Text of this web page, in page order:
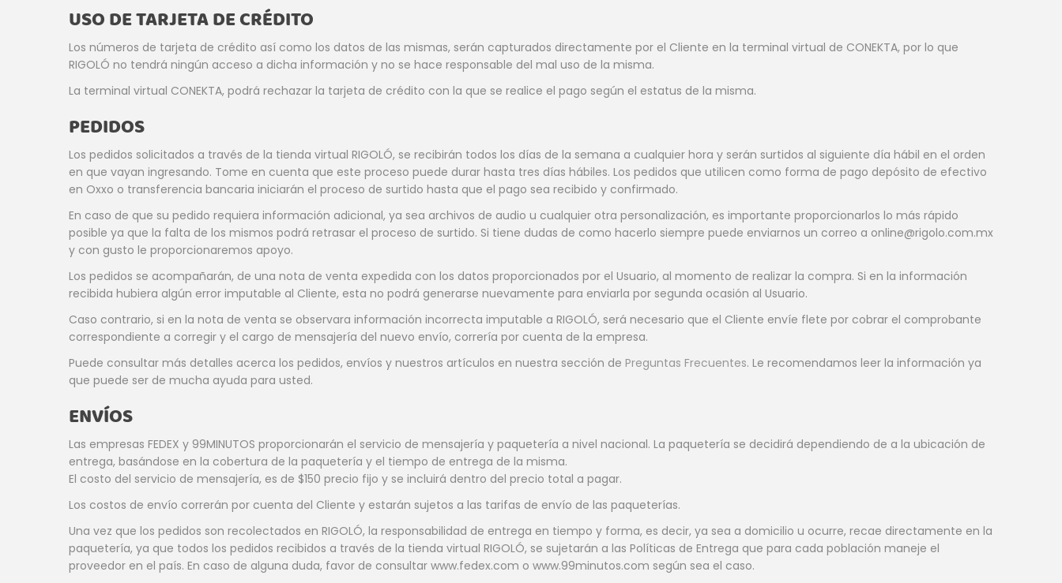
USO DE TARJETA DE CRÉDITO
Los números de tarjeta de crédito así como los datos de las mismas, serán capturados directamente por el Cliente en la terminal virtual de CONEKTA, por lo que
RIGOLÓ no tendrá ningún acceso a dicha información y no se hace responsable del mal uso de la misma.
La terminal virtual CONEKTA, podrá rechazar la tarjeta de crédito con la que se realice el pago según el estatus de la misma.
PEDIDOS
Los pedidos solicitados a través de la tienda virtual RIGOLÓ, se recibirán todos los días de la semana a cualquier hora y serán surtidos al siguiente día hábil en el orden
en que vayan ingresando. Tome en cuenta que este proceso puede durar hasta tres días hábiles. Los pedidos que utilicen como forma de pago depósito de efectivo
en Oxxo o transferencia bancaria iniciarán el proceso de surtido hasta que el pago sea recibido y confirmado.
En caso de que su pedido requiera información adicional, ya sea archivos de audio u cualquier otra personalización, es importante proporcionarlos lo más rápido
posible ya que la falta de los mismos podrá retrasar el proceso de surtido. Si tiene dudas de como hacerlo siempre puede enviarnos un correo a online@rigolo.com.mx
y con gusto le proporcionaremos apoyo.
Los pedidos se acompañarán, de una nota de venta expedida con los datos proporcionados por el Usuario, al momento de realizar la compra. Si en la información
recibida hubiera algún error imputable al Cliente, esta no podrá generarse nuevamente para enviarla por segunda ocasión al Usuario.
Caso contrario, si en la nota de venta se observara información incorrecta imputable a RIGOLÓ, será necesario que el Cliente envíe flete por cobrar el comprobante
correspondiente a corregir y el cargo de mensajería del nuevo envío, correría por cuenta de la empresa.
Puede consultar más detalles acerca los pedidos, envíos y nuestros artículos en nuestra sección de Preguntas Frecuentes. Le recomendamos leer la información ya
que puede ser de mucha ayuda para usted.
ENVÍOS
Las empresas FEDEX y 99MINUTOS proporcionarán el servicio de mensajería y paquetería a nivel nacional. La paquetería se decidirá dependiendo de a la ubicación de
entrega, basándose en la cobertura de la paquetería y el tiempo de entrega de la misma.
El costo del servicio de mensajería, es de $150 precio fijo y se incluirá dentro del precio total a pagar.
Los costos de envío correrán por cuenta del Cliente y estarán sujetos a las tarifas de envío de las paqueterías.
Una vez que los pedidos son recolectados en RIGOLÓ, la responsabilidad de entrega en tiempo y forma, es decir, ya sea a domicilio u ocurre, recae directamente en la
paquetería, ya que todos los pedidos recibidos a través de la tienda virtual RIGOLÓ, se sujetarán a las Políticas de Entrega que para cada población maneje el
proveedor en el país. En caso de alguna duda, favor de consultar www.fedex.com o www.99minutos.com según sea el caso.